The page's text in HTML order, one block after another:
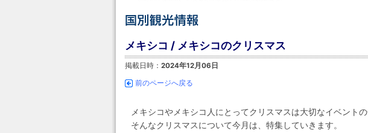
メキシコ / メキシコのクリスマス
掲載日時： 2024年12月06日
前のページへ戻る
メキシコやメキシコ人にとってクリスマスは大切なイベントの
そんなクリスマスについて今月は、特集していきます。